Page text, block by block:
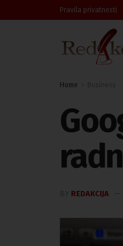
Pravila privatnosti
Home
REDAKCIJA